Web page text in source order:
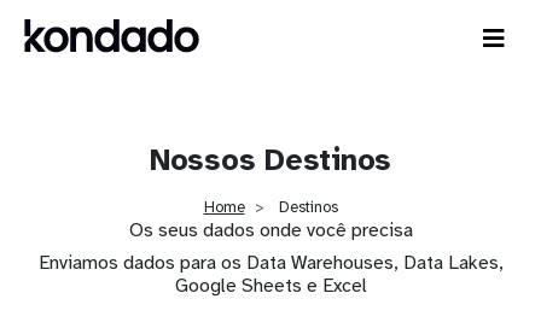
Nossos Destinos
Home Destinos
Os seus dados onde você precisa
Enviamos dados para os Data Warehouses, Data Lakes,
Google Sheets e Excel